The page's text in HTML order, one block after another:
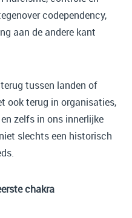
codependency,
aan de andere kant
tussen landen of
ook terug in organisaties,
zelfs in ons innerlijke
slechts een historisch
chakra